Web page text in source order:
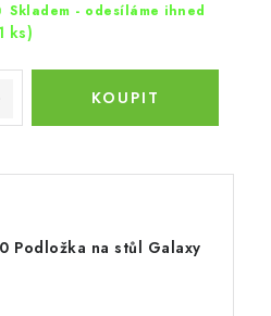
Skladem - odesíláme ihned
ks)
Podložka na stůl Galaxy